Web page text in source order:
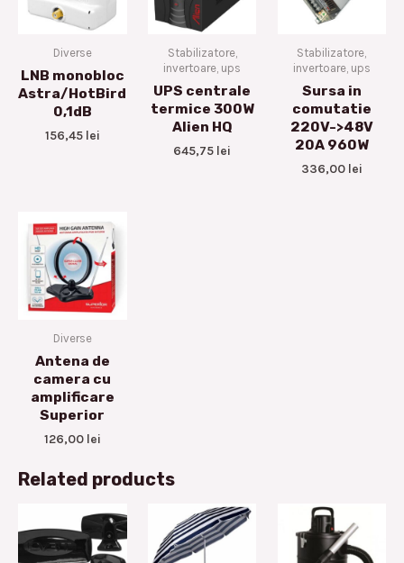
Diverse
LNB monobloc
Astra/HotBird
0,1dB
156,45 lei
Stabilizatore,
invertoare, ups
UPS centrale
termice 300W
Alien HQ
645,75 lei
Stabilizatore,
invertoare, ups
Sursa in
comutatie
220V->48V
20A 960W
336,00 lei
Diverse
Antena de
camera cu
amplificare
Superior
126,00 lei
Related products